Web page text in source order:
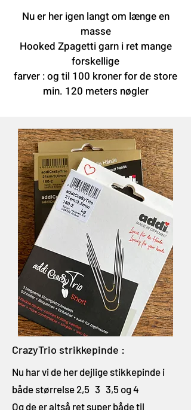
Nu er her igen langt om længe en
masse
Hooked Zpagetti garn i ret mange
forskellige
farver : og til 100 kroner for de store
min. 120 meters nøgler
CrazyTrio strikkepinde :
Nu har vi de her dejlige stikkepinde i
både størrelse 2,5 3 3,5 og 4
Og de er altså ret super både til